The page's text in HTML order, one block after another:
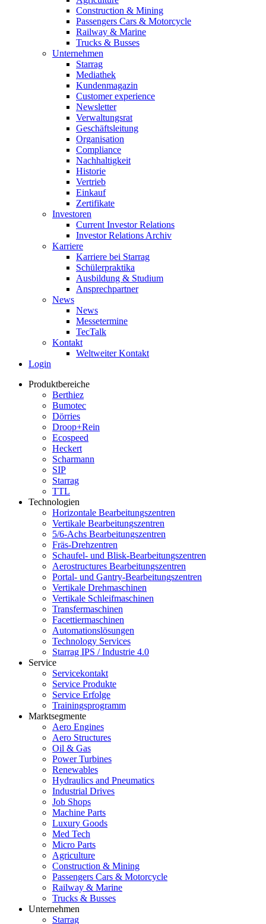
Construction & Mining
Passengers Cars & Motorcycle
Railway & Marine
Trucks & Busses
Unternehmen
Starrag
Mediathek
Kundenmagazin
Customer experience
Newsletter
Verwaltungsrat
Geschäftsleitung
Organisation
Compliance
Nachhaltigkeit
Historie
Vertrieb
Einkauf
Zertifikate
Investoren
Current Investor Relations
Investor Relations Archiv
Karriere
Karriere bei Starrag
Schülerpraktika
Ausbildung & Studium
Ansprechpartner
News
News
Messetermine
TecTalk
Kontakt
Weltweiter Kontakt
Login
Produktbereiche
Berthiez
Bumotec
Dörries
Droop+Rein
Ecospeed
Heckert
Scharmann
SIP
Starrag
TTL
Technologien
Horizontale Bearbeitungszentren
Vertikale Bearbeitungszentren
5/6-Achs Bearbeitungszentren
Fräs-Drehzentren
Schaufel- und Blisk-Bearbeitungszentren
Aerostructures Bearbeitungszentren
Portal- und Gantry-Bearbeitungszentren
Vertikale Drehmaschinen
Vertikale Schleifmaschinen
Transfermaschinen
Facettiermaschinen
Automationslösungen
Technology Services
Starrag IPS / Industrie 4.0
Service
Servicekontakt
Service Produkte
Service Erfolge
Trainingsprogramm
Marktsegmente
Aero Engines
Aero Structures
Oil & Gas
Power Turbines
Renewables
Hydraulics and Pneumatics
Industrial Drives
Job Shops
Machine Parts
Luxury Goods
Med Tech
Micro Parts
Agriculture
Construction & Mining
Passengers Cars & Motorcycle
Railway & Marine
Trucks & Busses
Unternehmen
Starrag